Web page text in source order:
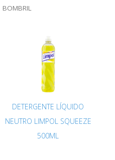
BOMBRIL
DETERGENTE LÍQUIDO
NEUTRO LIMPOL SQUEEZE
500ML